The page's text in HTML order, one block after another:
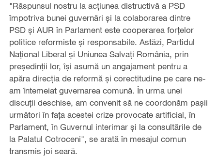
"Răspunsul nostru la acţiunea distructivă a PSD
împotriva bunei guvernări şi la colaborarea dintre
PSD şi AUR în Parlament este cooperarea forţelor
politice reformiste şi responsabile. Astăzi, Partidul
Naţional Liberal şi Uniunea Salvaţi România, prin
preşedinţii lor, îşi asumă un angajament pentru a
apăra direcţia de reformă şi corectitudine pe care ne-
am întemeiat guvernarea comună. În urma unei
discuţii deschise, am convenit să ne coordonăm paşii
următori în faţa acestei crize provocate artificial, în
Parlament, în Guvernul interimar şi la consultările de
la Palatul Cotroceni", se arată în mesajul comun
transmis joi seară.